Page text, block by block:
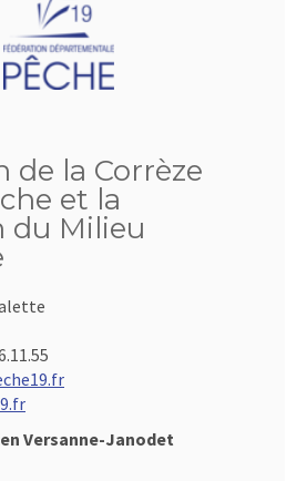
de la Corrèze
et la
du Milieu
Versanne-Janodet